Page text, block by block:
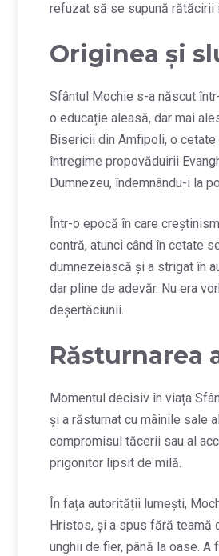
refuzat să se supună rătăcirii
Originea și
Sfântul Mochie s-a născut
o educație aleasă, dar mai
Bisericii din Amfipoli, o
întregime propovăduirii
Dumnezeu, îndemnându-i la
Într-o epocă în care
contră, atunci când în cetate
dumnezeiască și a strigat în
dar pline de adevăr. Nu era
deșertăciunii.
Momentul decisiv în viața
și a răsturnat cu mâinile sale
compromisul tăcerii sau al
prigonitor lipsit de milă.
În fața autorității lumești,
Hristos, și a spus fără teamă
unghii de fier, până la oase.